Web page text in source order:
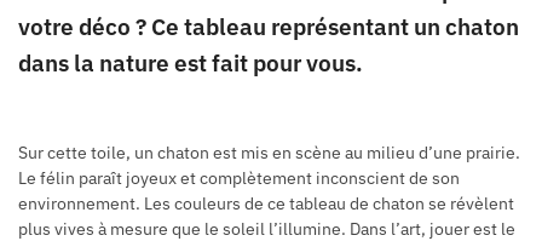
votre déco ? Ce tableau représentant un chaton
dans la nature est fait pour vous.
Sur cette toile, un chaton est mis en scène au milieu d’une prairie.
Le félin paraît joyeux et complètement inconscient de son
environnement. Les couleurs de ce tableau de chaton se révèlent
plus vives à mesure que le soleil l’illumine. Dans l’art, jouer est le